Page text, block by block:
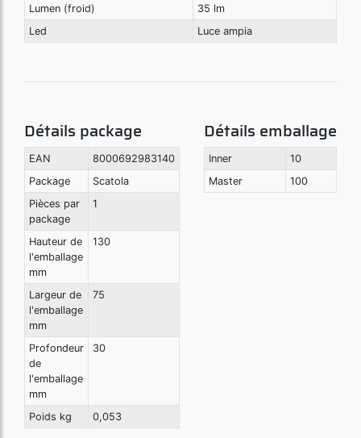
Lumen (froid)
35 lm
Led
Luce ampia
Détails package
EAN
8000692983140
Package
Scatola
Pièces par
package
1
Hauteur de
l'emballage
mm
130
Largeur de
l'emballage
mm
75
Profondeur
de
l'emballage
mm
30
Poids kg 0,053
Détails emballage
Inner
10
Master
100